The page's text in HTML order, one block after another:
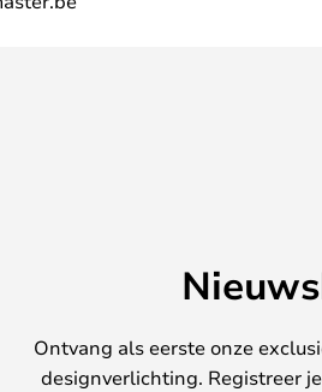
Ontvang als eerste onze
designverlichting. Registreer